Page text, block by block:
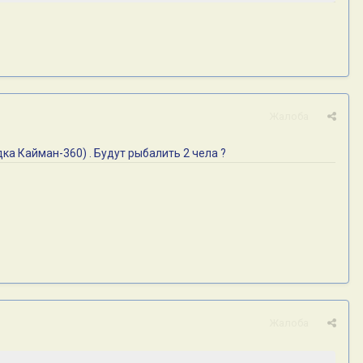
Кайман-360) . Будут рыбалить 2 чела ?